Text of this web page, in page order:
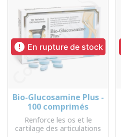
 En rupture de stock
Bio-Glucosamine Plus -
100 comprimés
Renforce les os et le
cartilage des articulations